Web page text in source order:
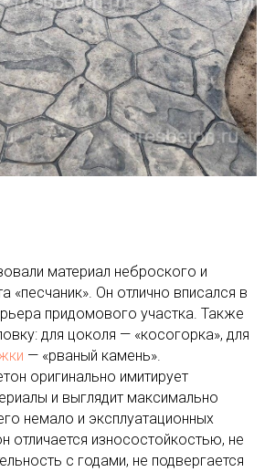
материал неброского и
«песчаник». Он отлично вписался в
придомового участка. Также
для цоколя — «косогорка», для
— «рваный камень».
оригинально имитирует
и выглядит максимально
немало и эксплуатационных
отличается износостойкостью, не
с годами, не подвергается